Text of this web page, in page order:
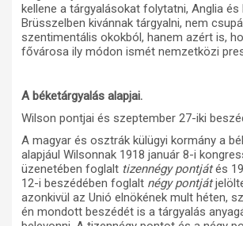
kellene a tárgyalásokat folytatni, Anglia és
Brüsszelben kivánnak tárgyalni, nem
szentimentális okokból, hanem azért is,
fővárosa ily módon ismét nemzetközi
A béketárgyalás alapjai.
Wilson pontjai és szeptember 27-iki
A magyar és osztrák külügyi kormány a
alapjául Wilsonnak 1918 január 8-i
üzenetében foglalt tizennégy pontjátés
12-i beszédében foglalt négy pontját
azonkivül az Unió elnökének mult héten,
én mondott beszédét is a tárgyalás